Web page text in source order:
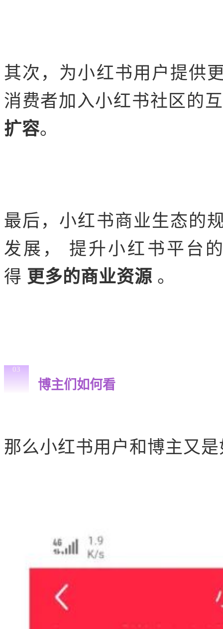
其次，为小红书用户提供
消费者加入小红书社区的
扩容。
最后，小红书商业生态的
发展， 提升小红书平台
得 更多的商业资源 。
03
博主们如何看
那么小红书用户和博主又